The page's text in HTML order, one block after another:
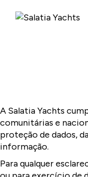
A Salatia Yachts
comunitárias e
proteção de dados,
informação.
Para qualquer